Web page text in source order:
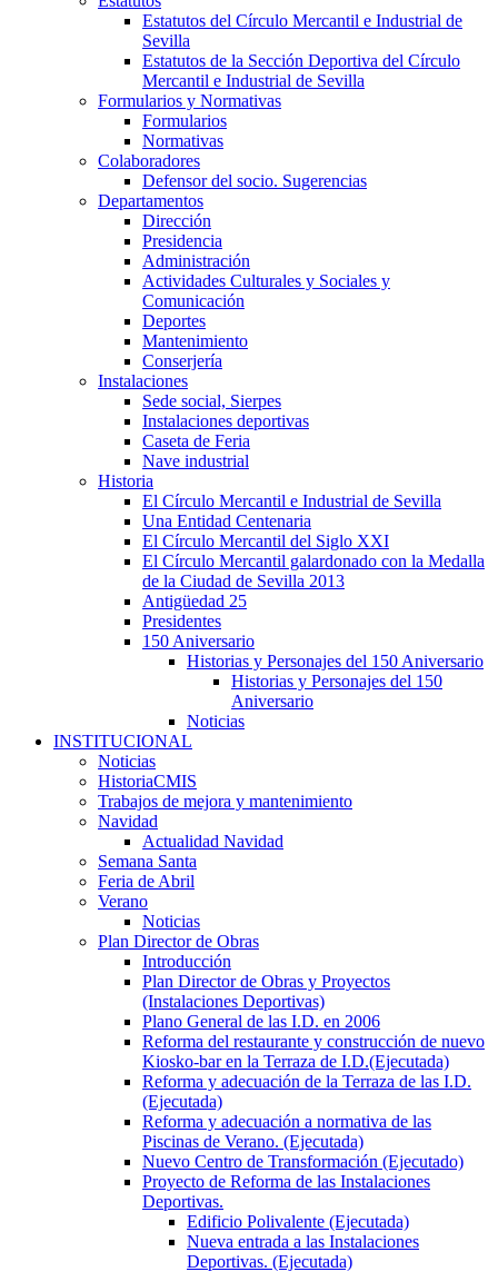
Estatutos del Círculo Mercantil e Industrial de
Sevilla
Estatutos de la Sección Deportiva del Círculo
Mercantil e Industrial de Sevilla
Formularios y Normativas
Formularios
Normativas
Colaboradores
Defensor del socio. Sugerencias
Departamentos
Dirección
Presidencia
Administración
Actividades Culturales y Sociales y
Comunicación
Deportes
Mantenimiento
Conserjería
Instalaciones
Sede social, Sierpes
Instalaciones deportivas
Caseta de Feria
Nave industrial
Historia
El Círculo Mercantil e Industrial de Sevilla
Una Entidad Centenaria
El Círculo Mercantil del Siglo XXI
El Círculo Mercantil galardonado con la Medalla
de la Ciudad de Sevilla 2013
Antigüedad 25
Presidentes
150 Aniversario
Historias y Personajes del 150 Aniversario
Historias y Personajes del 150
Aniversario
Noticias
INSTITUCIONAL
Noticias
HistoriaCMIS
Trabajos de mejora y mantenimiento
Navidad
Actualidad Navidad
Semana Santa
Feria de Abril
Verano
Noticias
Plan Director de Obras
Introducción
Plan Director de Obras y Proyectos
(Instalaciones Deportivas)
Plano General de las I.D. en 2006
Reforma del restaurante y construcción de nuevo
Kiosko-bar en la Terraza de I.D.(Ejecutada)
Reforma y adecuación de la Terraza de las I.D.
(Ejecutada)
Reforma y adecuación a normativa de las
Piscinas de Verano. (Ejecutada)
Nuevo Centro de Transformación (Ejecutado)
Proyecto de Reforma de las Instalaciones
Deportivas.
Edificio Polivalente (Ejecutada)
Nueva entrada a las Instalaciones
Deportivas. (Ejecutada)